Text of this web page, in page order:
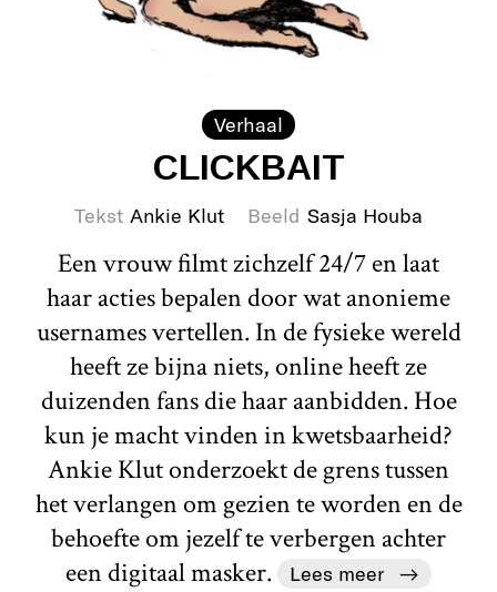
Verhaal
CLICKBAIT
Tekst Ankie Klut Beeld Sasja Houba
Een vrouw filmt zichzelf 24/7 en laat
haar acties bepalen door wat anonieme
usernames vertellen. In de fysieke wereld
heeft ze bijna niets, online heeft ze
duizenden fans die haar aanbidden. Hoe
kun je macht vinden in kwetsbaarheid?
Ankie Klut onderzoekt de grens tussen
het verlangen om gezien te worden en de
behoefte om jezelf te verbergen achter
een digitaal masker.
Lees meer